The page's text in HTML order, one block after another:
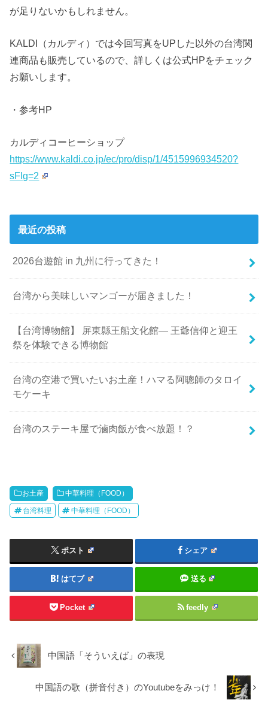
が足りないかもしれません。
KALDI（カルディ）では今回写真をUPした以外の台湾関
連商品も販売しているので、詳しくは公式HPをチェック
お願いします。
・参考HP
カルディコーヒーショップ
https://www.kaldi.co.jp/ec/pro/disp/1/4515996934520?
sFlg=2
最近の投稿
2026台遊館 in 九州に行ってきた！
台湾から美味しいマンゴーが届きました！
【台湾博物館】 屏東縣王船文化館— 王爺信仰と迎王
祭を体験できる博物館
台湾の空港で買いたいお土産！ハマる阿聰師のタロイ
モケーキ
台湾のステーキ屋で滷肉飯が食べ放題！？
お土産 中華料理（FOOD）
台湾料理 中華料理（FOOD）
ポスト シェア
はてブ 送る
Pocket feedly
中国語「そういえば」の表現
中国語の歌（拼音付き）のYoutubeをみっけ！